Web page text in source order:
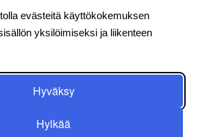
evästeitä käyttökokemuksen
yksilöimiseksi ja liikenteen
Hyväksy
Hylkää